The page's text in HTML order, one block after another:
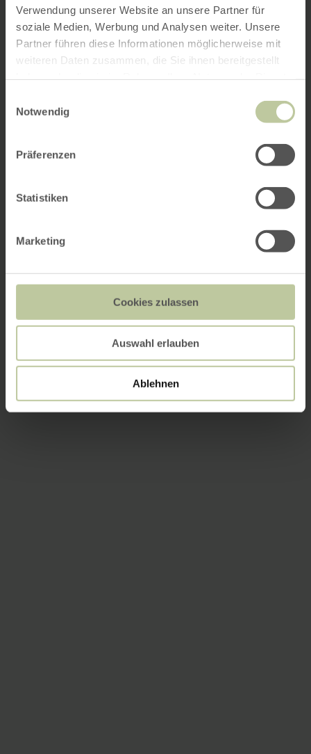
Verwendung unserer Website an unsere Partner für
soziale Medien, Werbung und Analysen weiter. Unsere
Partner führen diese Informationen möglicherweise mit
weiteren Daten zusammen, die Sie ihnen bereitgestellt
Notwendig
Präferenzen
Statistiken
Marketing
Cookies zulassen
Auswahl erlauben
Ablehnen